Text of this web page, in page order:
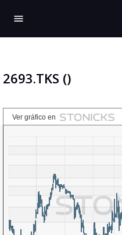
menu
2693.TKS ()